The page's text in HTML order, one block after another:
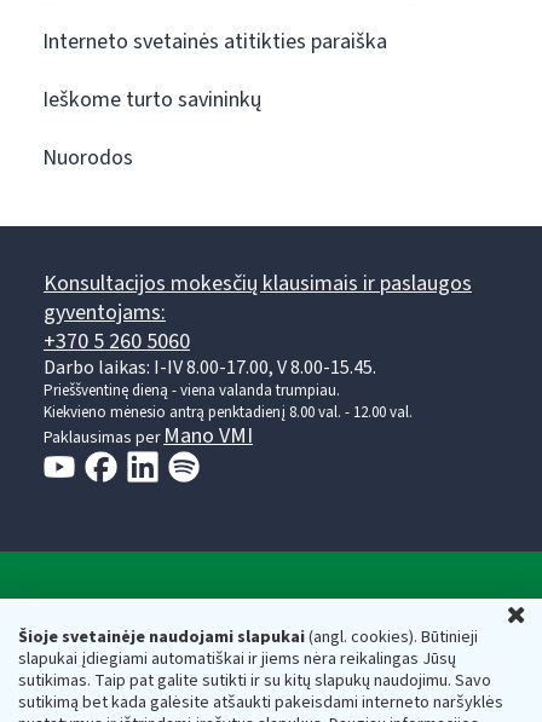
Šioje svetainėje naudojami slapukai(angl. cookies). Būtinieji
slapukai įdiegiami automatiškai ir jiems nėra reikalingas Jūsų
sutikimas. Taip pat galite sutikti ir su kitų slapukų naudojimu. Savo
sutikimą bet kada galėsite atšaukti pakeisdami interneto naršyklės
Interneto svetainės atitikties paraiška
Ieškome turto savininkų
Nuorodos
Konsultacijos mokesčių klausimais ir paslaugos
gyventojams:
+370 5 260 5060
Darbo laikas: I-IV 8.00-17.00, V 8.00-15.45.
Prieššventinę dieną - viena valanda trumpiau.
Kiekvieno mėnesio antrą penktadienį 8.00 val. - 12.00 val.
Paklausimas per Mano VMI
Respublikos finansų ministerijos
Biudžetinė įstaiga. Juridinio asmens kodas — 188659752,
adresas: Vasario 16-osios g. 14, 01107 Vilnius, Lietuva, el.paštas:
vmi@vmi.lt, E. pristatymo dėžutės adresas 188659752